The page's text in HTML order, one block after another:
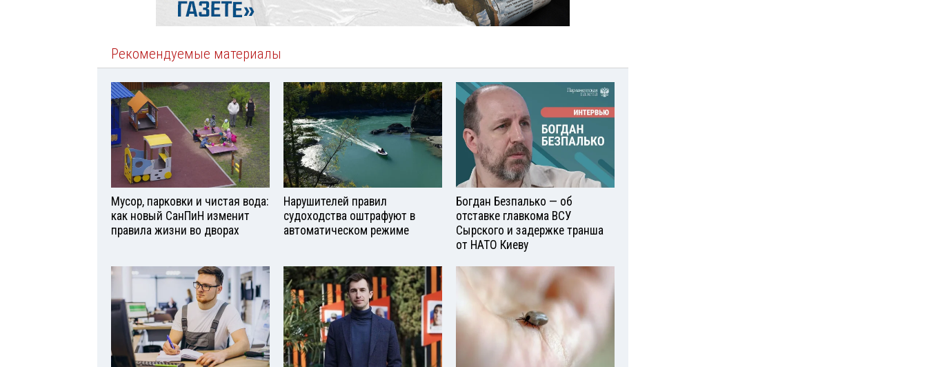
Рекомендуемые материалы
Мусор, парковки и чистая вода:
как новый СанПиН изменит
правила жизни во дворах
Нарушителей правил
судоходства оштрафуют в
автоматическом режиме
Богдан Безпалько — об
отставке главкома ВСУ
Сырского и задержке транша
от НАТО Киеву